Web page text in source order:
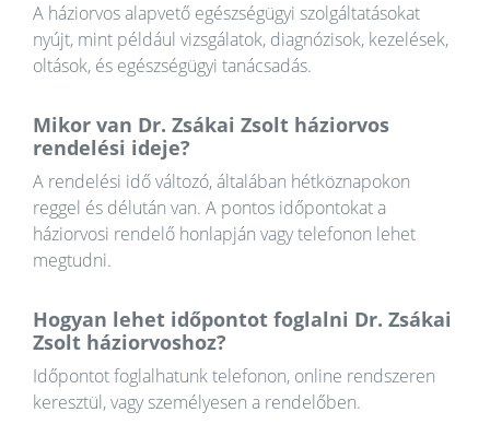
A háziorvos alapvető egészségügyi szolgáltatásokat
nyújt, mint például vizsgálatok, diagnózisok, kezelések,
oltások, és egészségügyi tanácsadás.
Mikor van Dr. Zsákai Zsolt háziorvos
rendelési ideje?
A rendelési idő változó, általában hétköznapokon
reggel és délután van. A pontos időpontokat a
háziorvosi rendelő honlapján vagy telefonon lehet
megtudni.
Hogyan lehet időpontot foglalni Dr. Zsákai
Zsolt háziorvoshoz?
Időpontot foglalhatunk telefonon, online rendszeren
keresztül, vagy személyesen a rendelőben.